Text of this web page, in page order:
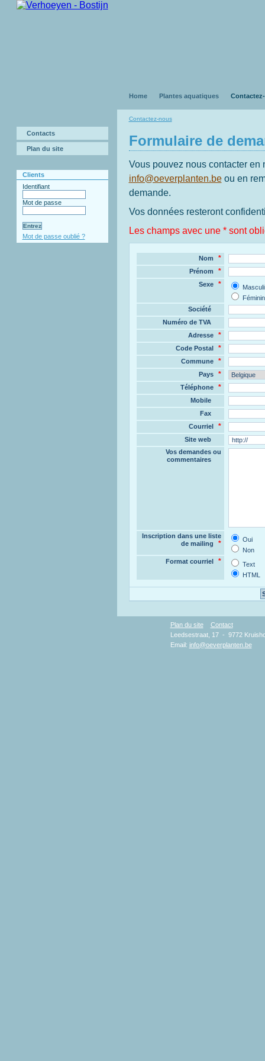
Home Plantes aquatiques
Contacts
Plan du site
Clients
Identifiant
Mot de passe
Mot de passe oublié ?
Contactez-nous
Formulaire de
Vous pouvez nous contacter en
info@oeverplanten.beou en
demande.
Vos données resteront
Les champs avec une * sont
Nom *
Prénom *
Sexe *
Féminin
Société
Numéro de TVA
Adresse
*
Code Postal *
Commune *
Pays *
Téléphone *
Mobile
Fax
Courriel
*
Site web
Vos demandes ou
commentaires
Inscription dans une liste
de mailing
*
Oui
Non
Format courriel
*
Text
HTML
Plan du site Contact
Leedsestraat, 17 - 9772
Email: info@oeverplanten.be